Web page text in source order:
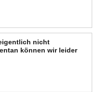
nicht
können wir leider